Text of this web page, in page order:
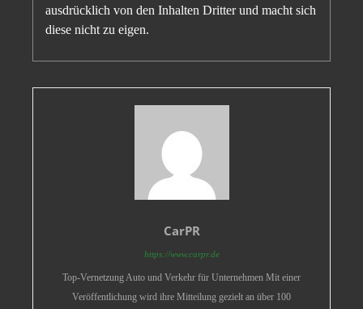
ausdrücklich von den Inhalten Dritter und macht sich
diese nicht zu eigen.
CarPR
https://www.carpr.de
Top-Vernetzung Auto und Verkehr für Unternehmen Mit einer
Veröffentlichung wird ihre Mitteilung gezielt an über 100